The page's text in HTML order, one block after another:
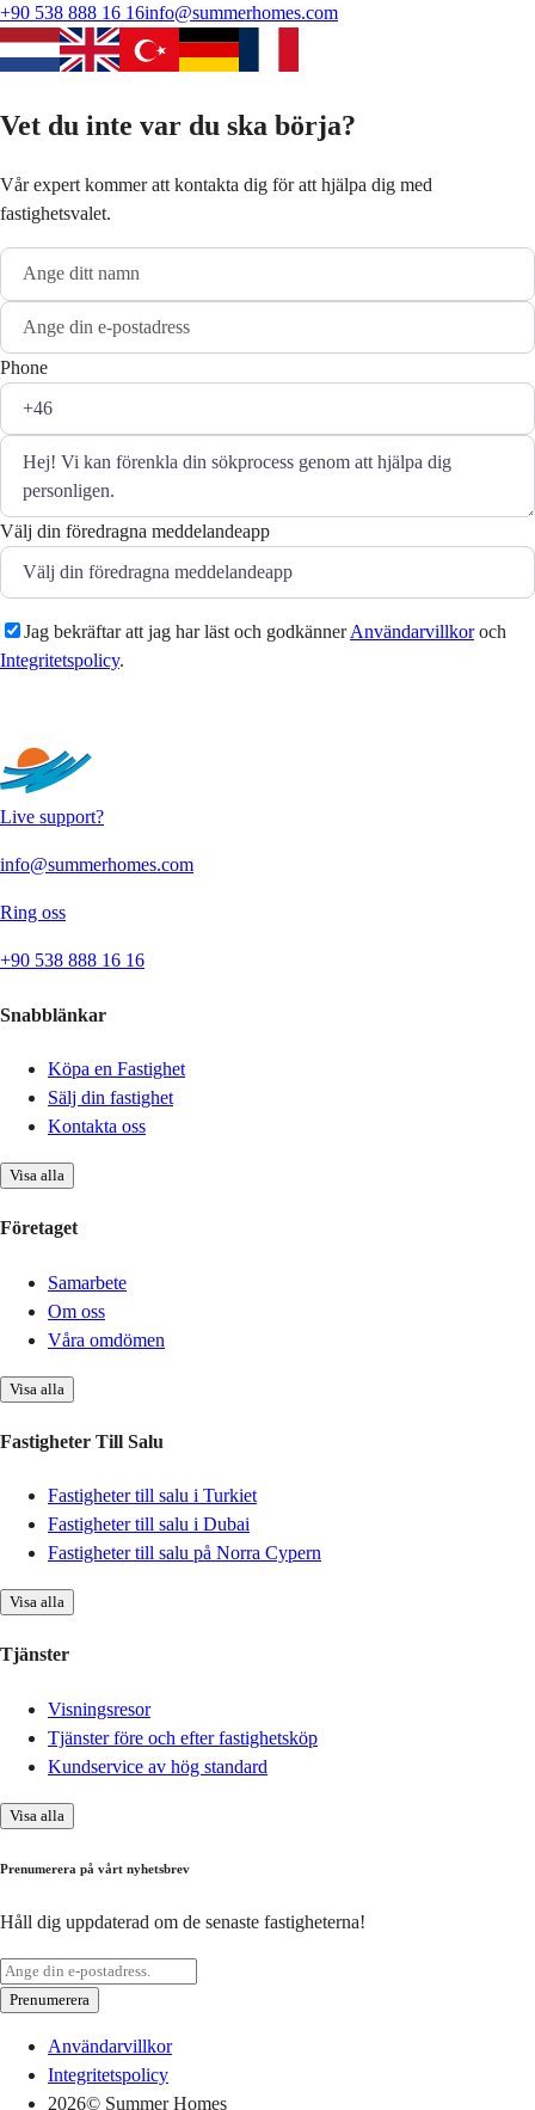
+90 538 888 16 16info@summerhomes.com
Vet du inte var du ska börja?
Vår expert kommer att kontakta dig för att hjälpa dig med
fastighetsvalet.
Phone
Välj din föredragna meddelandeapp
Jag bekräftar att jag har läst och godkännerAnvändarvillkoroch
Integritetspolicy.
Live support?
info@summerhomes.com
Ring oss
+90 538 888 16 16
Snabblänkar
Köpa en Fastighet
Sälj din fastighet
Kontakta oss
Visa alla
Företaget
Samarbete
Om oss
Våra omdömen
Visa alla
Fastigheter Till Salu
Fastigheter till salu i Turkiet
Fastigheter till salu i Dubai
Fastigheter till salu på Norra Cypern
Visa alla
Tjänster
Visningsresor
Tjänster före och efter fastighetsköp
Kundservice av hög standard
Visa alla
Prenumerera på vårt nyhetsbrev
Håll dig uppdaterad om de senaste fastigheterna!
Prenumerera
Användarvillkor
Integritetspolicy
2026© Summer Homes